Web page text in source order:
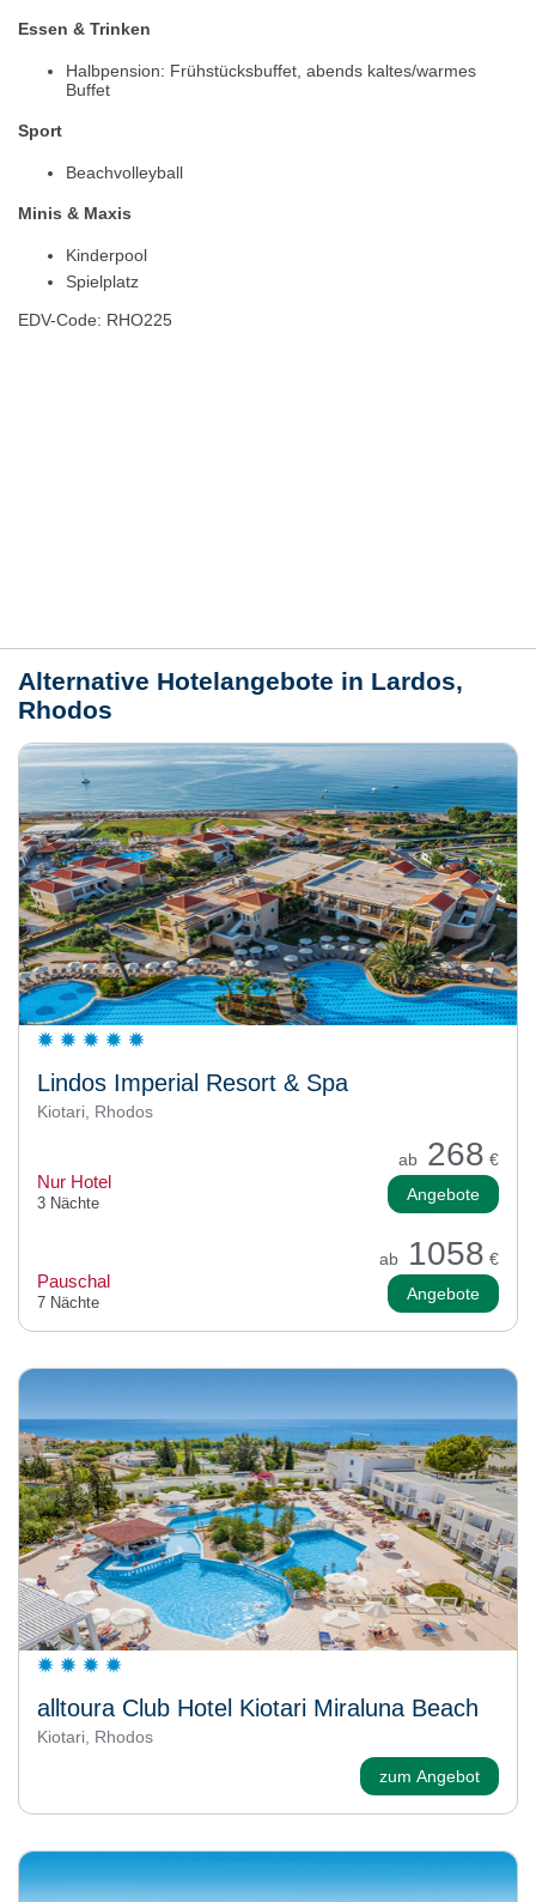
Essen & Trinken
Halbpension: Frühstücksbuffet, abends kaltes/warmes
Buffet
Sport
Beachvolleyball
Minis & Maxis
Kinderpool
Spielplatz
EDV-Code: RHO225
Alternative Hotelangebote in Lardos,
Rhodos
Lindos Imperial Resort & Spa
Kiotari, Rhodos
ab 268 €
Nur Hotel
3 Nächte Angebote
ab 1058 €
Pauschal
7 Nächte Angebote
alltoura Club Hotel Kiotari Miraluna Beach
Kiotari, Rhodos
zum Angebot